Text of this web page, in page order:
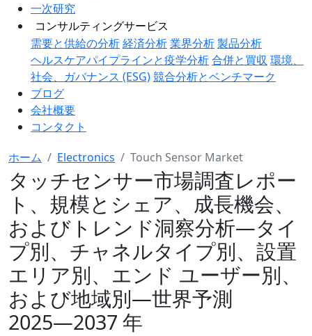
一次研究
コンサルティングサービス
需要と供給の分析経済分析業界分析製品分析
ヘルスケアパイプラインと疫学分析合併と買収 環境、
社会、ガバナンス (ESG)競合分析とベンチマーク
ブログ
会社概要
コンタクト
ホーム Electronics Touch Sensor Market
タッチセンサー市場調査レポー
ト、規模とシェア、成長機会、
およびトレンド洞察分析―タイ
プ別、チャネルタイプ別、設置
エリア別、エンド ユーザー別、
および地域別―世界予測
2025―2037 年